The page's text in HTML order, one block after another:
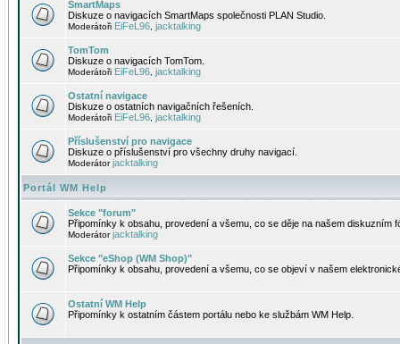
SmartMaps
Diskuze o navigacích SmartMaps společnosti PLAN Studio.
Moderátoři EiFeL96 jacktalking
TomTom
Diskuze o navigacích TomTom.
Moderátoři EiFeL96 jacktalking
Ostatní navigace
Diskuze o ostatních navigačních řešeních.
Moderátoři EiFeL96 jacktalking
Příslušenství pro navigace
Diskuze o příslušenství pro všechny druhy navigací.
Moderátorjacktalking
Portál WM Help
Sekce "forum"
Připomínky k obsahu, provedení a všemu, co se děje na našem diskuzním
Moderátorjacktalking
Sekce "eShop (WM Shop)"
Připomínky k obsahu, provedení a všemu, co se objeví v našem
Ostatní WM Help
Připomínky k ostatním částem portálu nebo ke službám WM Help.